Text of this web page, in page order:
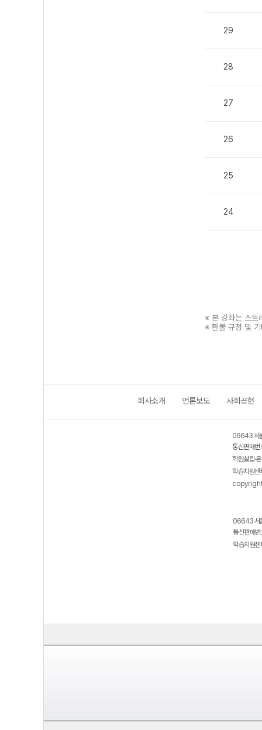
29
28
27
26
25
24
※ 본 강좌는 스트
※ 환불 규정 및
회사소개 언론보도 사회공헌
06643 서
통신판매
학원설립·
학습지원
06643 서
통신판매
학습지원